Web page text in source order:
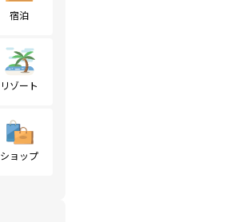
宿泊
リゾート
ショップ